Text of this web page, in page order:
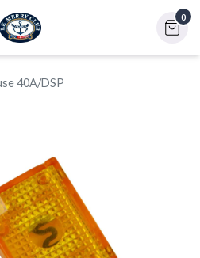
0
40A/DSP